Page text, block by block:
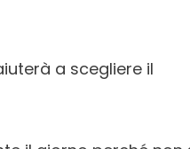
a scegliere il